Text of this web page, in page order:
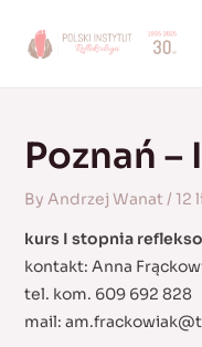
Poznań –
By Andrzej Wanat/12
kurs I stopnia
kontakt: Anna
tel. kom. 609 692 828
mail: